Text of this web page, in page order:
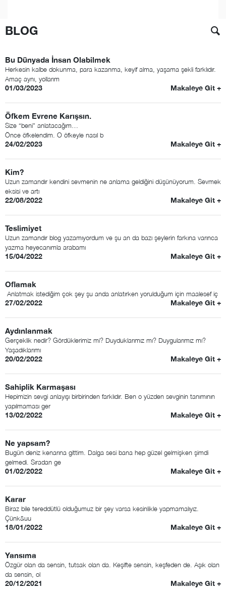
BLOG
Bu Dünyada İnsan Olabilmek
Herkesin kalbe dokunma, para kazanma, keyif alma, yaşama şekli farklıdır.
Amaç aynı, yollarım
01/03/2023 Makaleye Git +
Öfkem Evrene Karışsın.
Size “beni” anlatacağım…
Önce öfkelendim. O öfkeyle nasıl b
24/02/2023 Makaleye Git +
Kim?
Uzun zamandır kendini sevmenin ne anlama geldiğini düşünüyorum. Sevmek
eksisi ve artı
22/08/2022 Makaleye Git +
Teslimiyet
Uzun zamandır blog yazamıyordum ve şu an da bazı şeylerin farkına varınca
yazma heyecanımla arabamı
15/04/2022 Makaleye Git +
Oflamak
Anlatmak istediğim çok şey şu anda anlatırken yorulduğum için maalesef iç
27/02/2022 Makaleye Git +
Aydınlanmak
Gerçeklik nedir? Gördüklerimiz mi? Duyduklarımız mı? Duygularımız mı?
Yaşadıklarımı
20/02/2022 Makaleye Git +
Sahiplik Karmaşası
Hepimizin sevgi anlayışı birbirinden farklıdır. Ben o yüzden sevginin tanımının
yapılmaması ger
13/02/2022 Makaleye Git +
Ne yapsam?
Bugün deniz kenarına gittim. Dalga sesi bana hep güzel gelmişken şimdi
gelmedi. Sıradan ge
01/02/2022 Makaleye Git +
Karar
Biraz bile tereddütlü olduğumuz bir şey varsa kesinlikle yapmamalıyız.
Çünk&uu
18/01/2022 Makaleye Git +
Yansıma
Özgür olan da sensin, tutsak olan da. Keşifte sensin, keşfeden de. Aşık olan
da sensin, ol
20/12/2021 Makaleye Git +